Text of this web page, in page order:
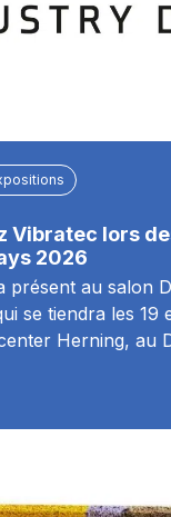
Vibratec lors
2026
présent au salon
se tiendra les 19
Herning, au